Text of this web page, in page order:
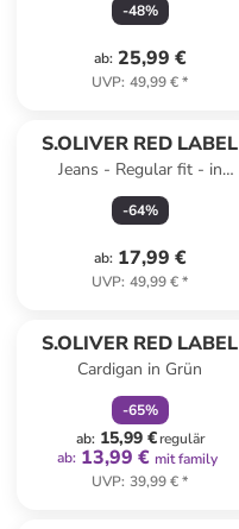
-48%
ab: 25,99 €
UVP: 49,99 €*
S.OLIVER RED LABEL
Jeans - Regular fit - in
Dunkelgrün
-64%
ab: 17,99 €
UVP: 49,99 €*
S.OLIVER RED LABEL
Cardigan in Grün
-65%
ab: 15,99 €regulär
ab: 13,99 € mit family
UVP: 39,99 €*